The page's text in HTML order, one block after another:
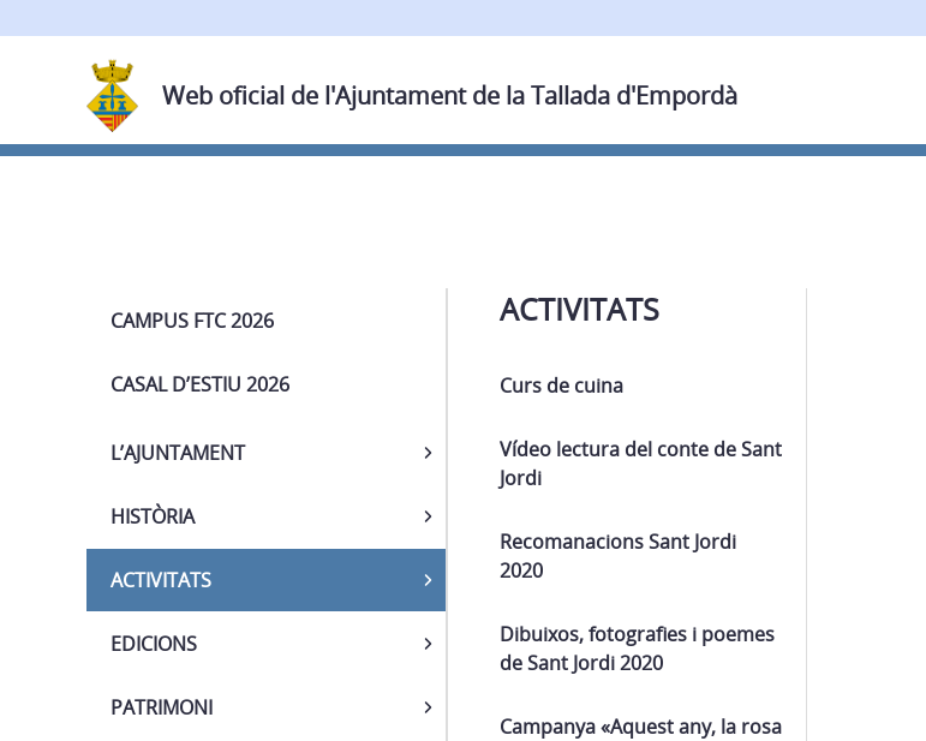
Web oficial de l'Ajuntament de la Tallada d'Empordà
Navega
CAMPUS FTC 2026
CASAL D’ESTIU 2026
L’AJUNTAMENT
HISTÒRIA
ACTIVITATS
ACTIVITATS
Curs de cuina
Vídeo lectura del conte de Sant
Jordi
Recomanacions Sant Jordi
2020
Dibuixos, fotografies i poemes
de Sant Jordi 2020
Campanya «Aquest any, la rosa
EDICIONS
PATRIMONI